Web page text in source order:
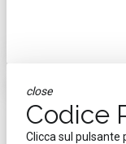
close
Codice
Clicca sul pulsante